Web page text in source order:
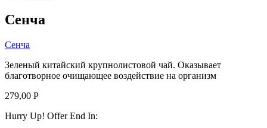
Сенча
Сенча
Зеленый китайский крупнолистовой чай. Оказывает
благотворное очищающее воздействие на организм
279,00 Р
Hurry Up! Offer End In: